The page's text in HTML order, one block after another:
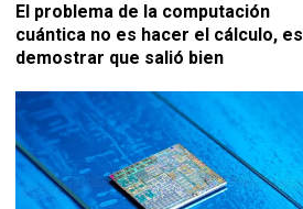
El problema de la computación
cuántica no es hacer el cálculo, es
demostrar que salió bien